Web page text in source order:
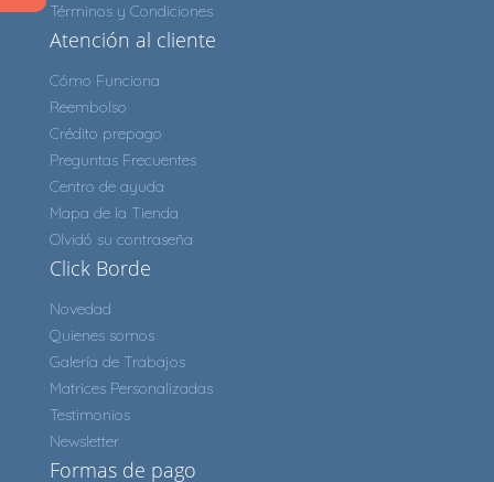
Términos y Condiciones
Atención al cliente
Cómo Funciona
Reembolso
Crédito prepago
Preguntas Frecuentes
Centro de ayuda
Mapa de la Tienda
Olvidó su contraseña
Click Borde
Novedad
Quienes somos
Galería de Trabajos
Matrices Personalizadas
Testimonios
Newsletter
Formas de pago